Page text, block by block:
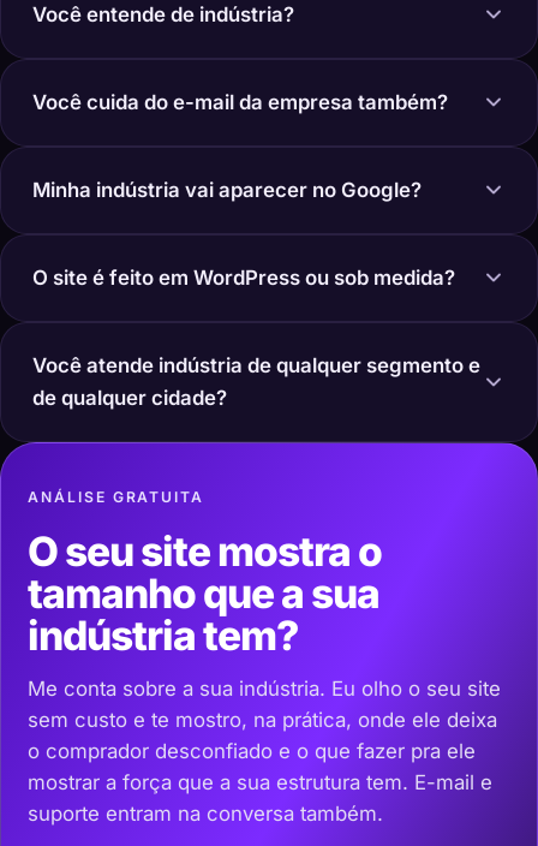
Você entende de indústria?
Você cuida do e-mail da empresa também?
Minha indústria vai aparecer no Google?
O site é feito em WordPress ou sob medida?
Você atende indústria de qualquer segmento e
de qualquer cidade?
ANÁLISE GRATUITA
O seu site mostra o
tamanho que a sua
indústria tem?
Me conta sobre a sua indústria. Eu olho o seu site
sem custo e te mostro, na prática, onde ele deixa
o comprador desconfiado e o que fazer pra ele
mostrar a força que a sua estrutura tem. E-mail e
suporte entram na conversa também.